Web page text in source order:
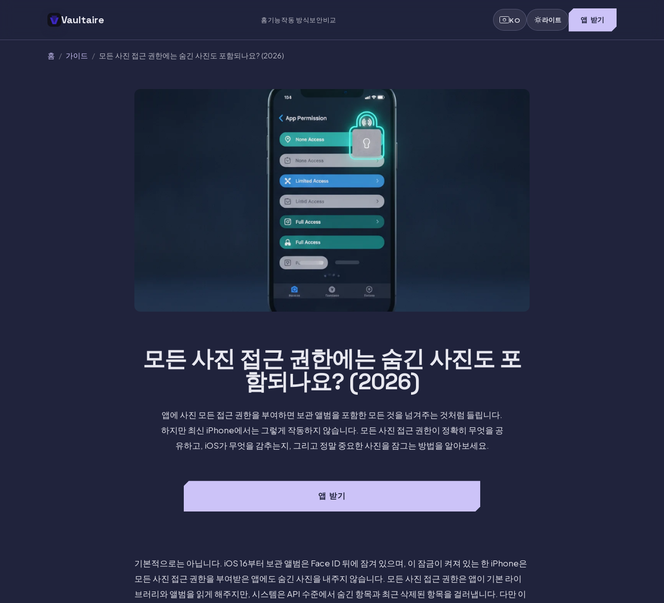
Vaultaire 홈기능작동 방식 보안비교 KO 라이트 앱 받기
홈 / 가이드 / 모든 사진 접근 권한에는 숨긴 사진도 포함되나요? (2026)
모든 사진 접근 권한에는 숨긴 사진도 포
함되나요? (2026)
앱에 사진 모든 접근 권한을 부여하면 보관 앨범을 포함한 모든 것을 넘겨주는 것처럼 들립니다.
하지만 최신 iPhone에서는 그렇게 작동하지 않습니다. 모든 사진 접근 권한이 정확히 무엇을 공
유하고, iOS가 무엇을 감추는지, 그리고 정말 중요한 사진을 잠그는 방법을 알아보세요.
앱 받기
기본적으로는 아닙니다. iOS 16부터 보관 앨범은 Face ID 뒤에 잠겨 있으며, 이 잠금이 켜져 있는 한 iPhone은
모든 사진 접근 권한을 부여받은 앱에도 숨긴 사진을 내주지 않습니다. 모든 사진 접근 권한은 앱이 기본 라이
브러리와 앨범을 읽게 해주지만, 시스템은 API 수준에서 숨긴 항목과 최근 삭제된 항목을 걸러냅니다. 다만 이